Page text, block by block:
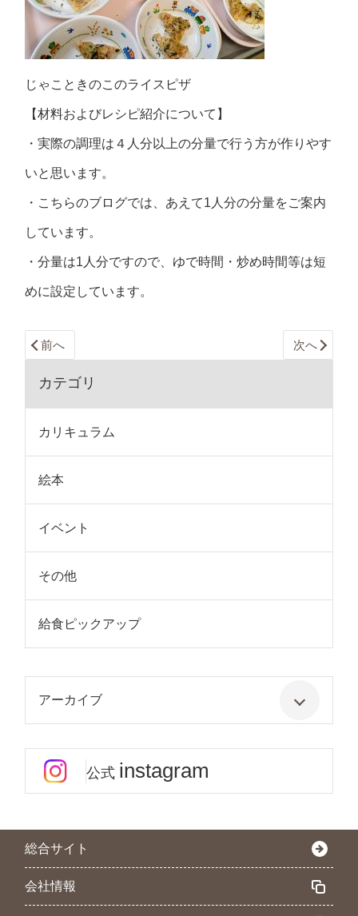
じゃこときのこのライスピザ
【材料およびレシピ紹介について】
・実際の調理は４人分以上の分量で行う方が作りやす
いと思います。
・こちらのブログでは、あえて1人分の分量をご案内
しています。
・分量は1人分ですので、ゆで時間・炒め時間等は短
めに設定しています。
前へ 次へ
カテゴリ
カリキュラム
絵本
イベント
その他
給食ピックアップ
アーカイブ
公式 instagram
総合サイト
会社情報